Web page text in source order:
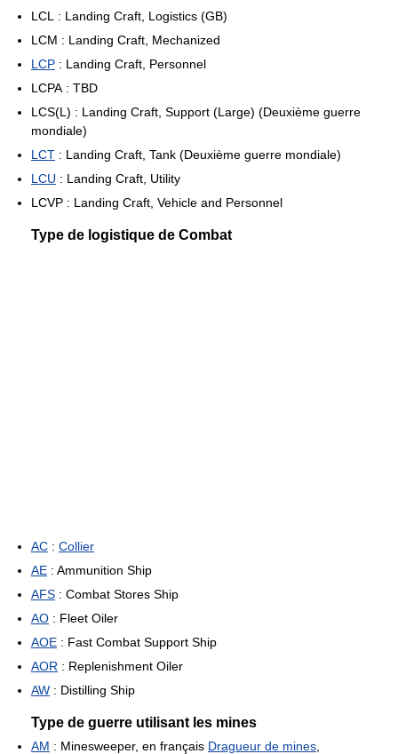
LCL : Landing Craft, Logistics (GB)
LCM : Landing Craft, Mechanized
LCP : Landing Craft, Personnel
LCPA : TBD
LCS(L) : Landing Craft, Support (Large) (Deuxième guerre
mondiale)
LCT : Landing Craft, Tank (Deuxième guerre mondiale)
LCU : Landing Craft, Utility
LCVP : Landing Craft, Vehicle and Personnel
Type de logistique de Combat
AC : Collier
AE : Ammunition Ship
AFS : Combat Stores Ship
AO : Fleet Oiler
AOE : Fast Combat Support Ship
AOR : Replenishment Oiler
AW : Distilling Ship
Type de guerre utilisant les mines
AM : Minesweeper, en français Dragueur de mines